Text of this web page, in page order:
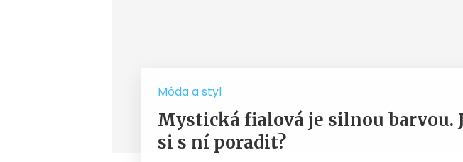
Móda a styl
Mystická fialová je silnou barvou.
si s ní poradit?